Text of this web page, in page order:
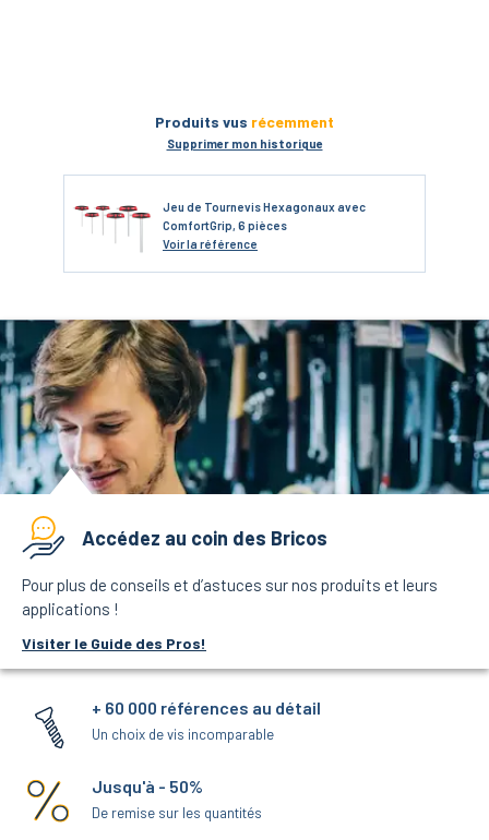
Produits vus récemment
Supprimer mon historique
Jeu de Tournevis Hexagonaux avec
ComfortGrip, 6 pièces
Voirla référence
Accédez au coin des Bricos
Pour plus de conseils et d’astuces sur nos produits et leurs
applications !
Visiter le Guide des Pros!
+ 60 000 références au détail
Un choix de vis incomparable
Jusqu'à - 50%
De remise sur les quantités